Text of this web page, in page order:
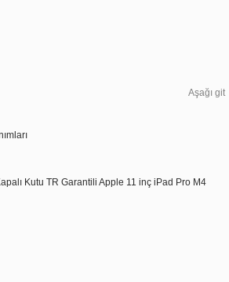
Aşağı git
Kutu TR Garantili Apple 11 inç iPad Pro M4